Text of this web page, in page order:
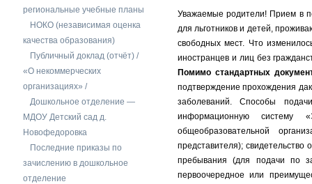
региональные учебные планы
НОКО (независимая оценка
качества образования)
Публичный доклад (отчёт) /
«О некоммерческих
организациях» /
Дошкольное отделение —
МДОУ Детский сад д.
Новофедоровка
Последние приказы по
зачислению в дошкольное
отделение
Уважаемые родители! Прием в
для льготников и детей,
свободных мест. Что
иностранцев и лиц без
Помимо стандартных
подтверждение прохождения
заболеваний. Способы
информационную систему
общеобразовательной
представителя); свидетельство
пребывания (для подачи по
первоочередное или